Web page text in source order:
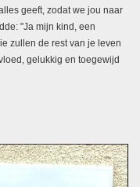
geeft, zodat we jou naar
"Ja mijn kind, een
zullen de rest van je leven
gelukkig en toegewijd